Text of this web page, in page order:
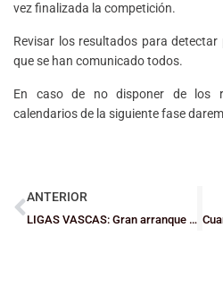
vez finalizada la competición.
Revisar los resultados para
que se han comunicado todos.
En caso de no disponer de los
calendarios de la siguiente fase
ANTERIOR
LIGAS VASCAS: Gran arranque en los grupos por la permanencia